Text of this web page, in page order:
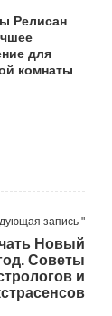
Релисан
для
комнаты
запись "
Новый
Советы
и